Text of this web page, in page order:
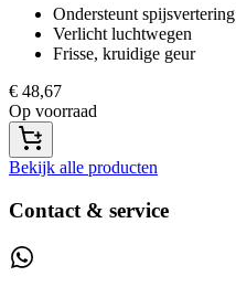
Ondersteunt spijsvertering​
Verlicht luchtwegen​
Frisse, kruidige geur​
€ 48,67
Op voorraad
Bekijk alle producten
Contact & service